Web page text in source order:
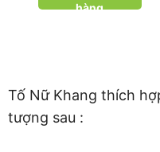
hàng
Tố Nữ Khang thích
tượng sau :